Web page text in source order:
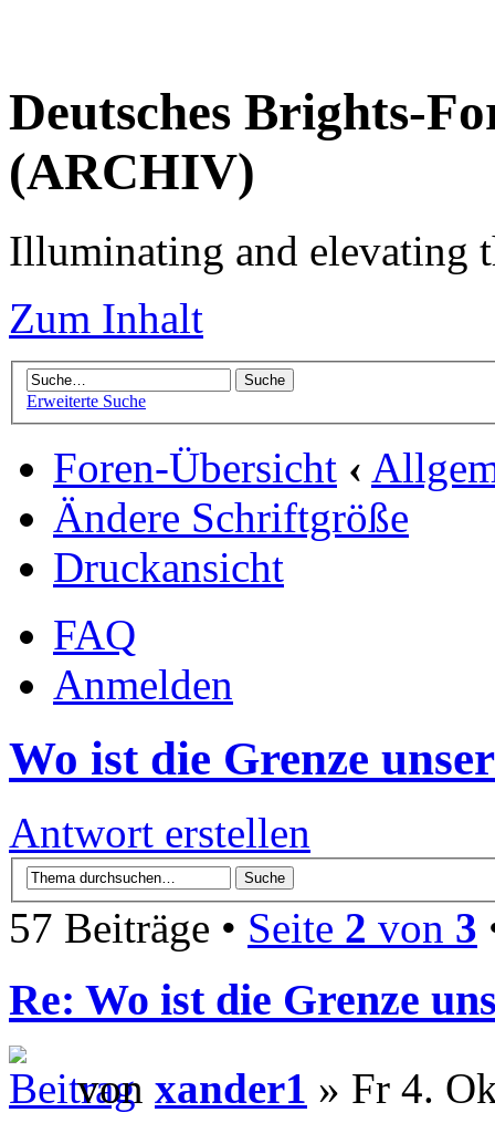
Deutsches Brights-
(ARCHIV)
Illuminating and elevating
Zum Inhalt
Erweiterte Suche
Foren-Übersicht ‹
Ändere Schriftgröße
Druckansicht
FAQ
Anmelden
Wo ist die Grenze
Antwort erstellen
57 Beiträge • Seite 2 von 3
Re: Wo ist die Grenze
von xander1 » Fr 4.